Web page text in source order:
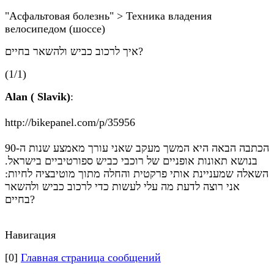
"Асфальтовая болезнь" > Техника владения
велосипедом (шоссе)
איך לרכוב כביש ולהשאר בחיים?
(1/1)
Alan ( Slavik):
http://bikepanel.com/p/35956
הכתבה הבאה היא המשך מעקב שאני עורך מאמצע שנות ה-90
בנושא תאונות אופניים של רוכבי כביש ספורטיביים בישראל.
השאלה שמעניינת אותי פרקטית והחלה מתוך מוטיבציה לחיות:
אני רוצה לדעת מה עלי לעשות כדי לרכוב כביש ולהשאר
בחיים?
Навигация
[0] Главная страница сообщений